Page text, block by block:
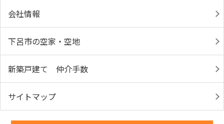
会社情報
下呂市の空家・空地
新築戸建て 仲介手数
サイトマップ